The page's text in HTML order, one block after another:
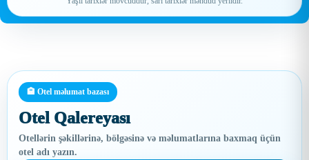
🏨 Otel məlumat bazası
Otel Qalereyası
Otellərin şəkillərinə, bölgəsinə və məlumatlarına baxmaq üçün
otel adı yazın.